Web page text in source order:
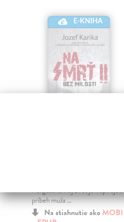
E-KNIHA
FergusonaMôj život je inšpirujúci
príbeh muža ...
Na stiahnutie ako MOBI